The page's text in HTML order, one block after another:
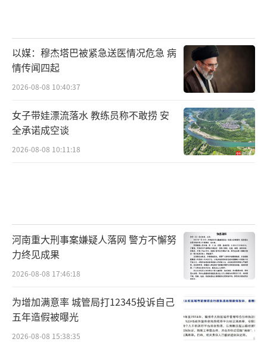
以媒：穆杰塔巴被紧急送医情况危急 病
情传闻四起
2026-08-08 10:40:37
女子带娃漂流落水 教练员称不敢捞 安
全承诺成空谈
2026-08-08 10:11:18
河南重大刑事案嫌疑人落网 警方不懈努
力终见成果
2026-08-08 17:46:18
为增加满意率 城管局打12345投诉自己
五年造假被曝光
2026-08-08 15:38:35